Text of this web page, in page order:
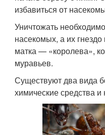
избавиться от
Уничтожать
насекомых, а их
матка — «королева»,
муравьев.
Существуют два вида
химические средства